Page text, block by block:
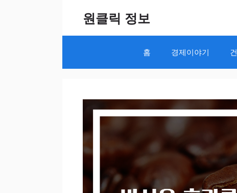
원클릭 정보
홈 경제이야기